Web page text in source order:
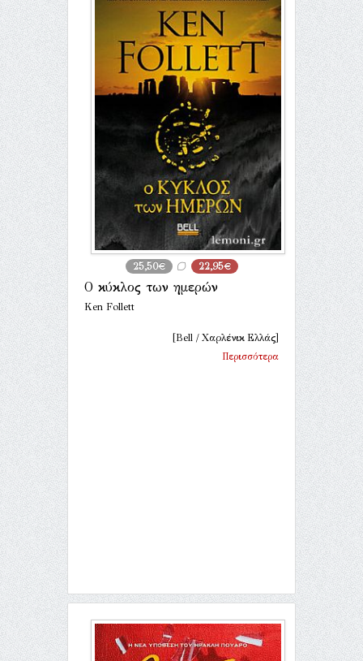
25,50€ 22,95€
Ο κύκλος των ημερών
Ken Follett
[Bell / Χαρλένικ Ελλάς]
Περισσότερα